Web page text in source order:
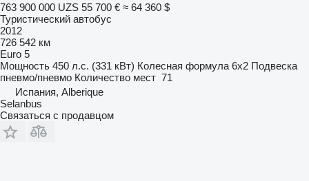
763 900 000 UZS 55 700 € ≈ 64 360 $
Туристический автобус
2012
726 542 км
Euro 5
Мощность 450 л.с. (331 кВт) Колесная формула 6x2 Подвеска
пневмо/пневмо Количество мест 71
Испания, Alberique
Selanbus
Связаться с продавцом